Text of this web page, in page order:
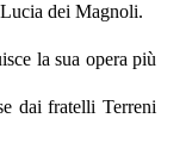
dei Magnoli.
la sua opera più
dai fratelli Terreni